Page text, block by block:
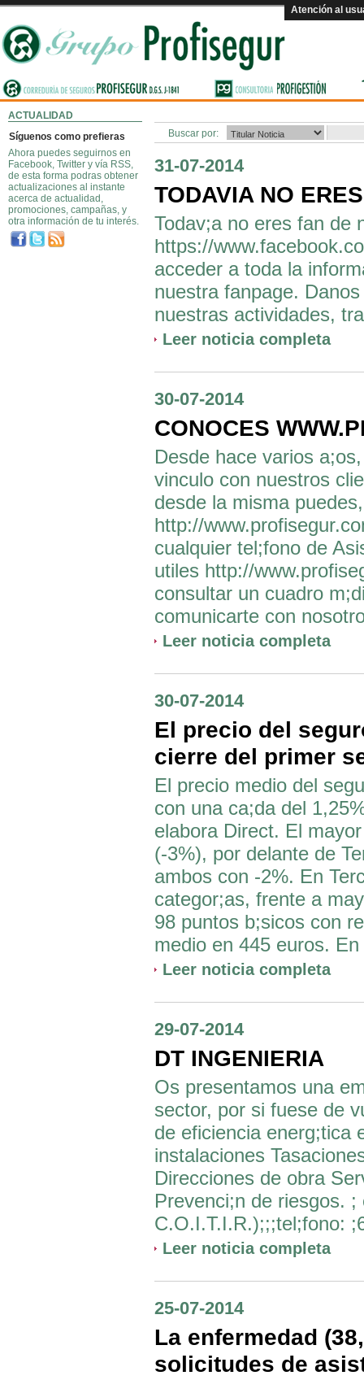
Atención al
ACTUALIDAD
Síguenos como prefieras
Ahora puedes seguirnos en
Facebook, Twitter y vía RSS,
de esta forma podras obtener
actualizaciones al instante
acerca de actualidad,
promociones, campañas, y
otra información de tu interés.
Buscar por:
31-07-2014
TODAVIA NO
Todav;a no eres fan de
https://
acceder a toda la
nuestra fanpage.
nuestras actividades,
Leer noticia completa
30-07-2014
CONOCES
Desde hace varios
vinculo con nuestros
desde la misma
http://
cualquier tel;fono de
utiles http://
consultar un cuadro
comunicarte con
Leer noticia completa
30-07-2014
El precio del
cierre del primer
El precio medio del
con una ca;da del
elabora Direct. El
(-3%), por delante de
ambos con -2%. En
categor;as, frente a
98 puntos b;sicos con
medio en 445 euros.
Leer noticia completa
29-07-2014
DT INGENIERIA
Os presentamos una
sector, por si fuese de
de eficiencia energ;tica
instalaciones
Direcciones de obra
Prevenci;n de riesgos.
C.O.I.T.I.R.);;;tel;fono:
Leer noticia completa
25-07-2014
La enfermedad
solicitudes de